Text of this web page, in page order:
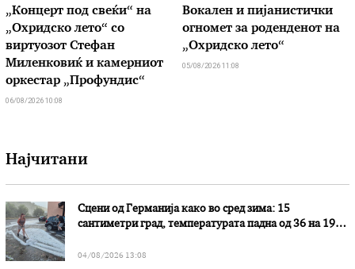
„Концерт под свеќи“ на
„Охридско лето“ со
виртуозот Стефан
Миленковиќ и камерниот
оркестар „Профундис“
06/08/2026 10:08
Вокален и пијанистички
огномет за роденденот на
„Охридско лето“
05/08/2026 11:08
Најчитани
Сцени од Германија како во сред зима: 15
сантиметри град, температурата падна од 36 на 19
04/08/2026 13:08